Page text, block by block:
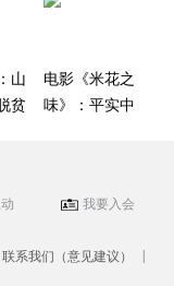
山
贫
电影《米花之
味》：平实中
我要入会
联系我们（意见建议） |